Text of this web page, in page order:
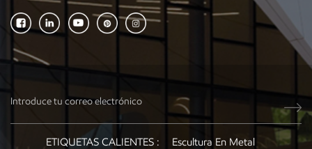
ETIQUETAS CALIENTES :
Escultura En Metal